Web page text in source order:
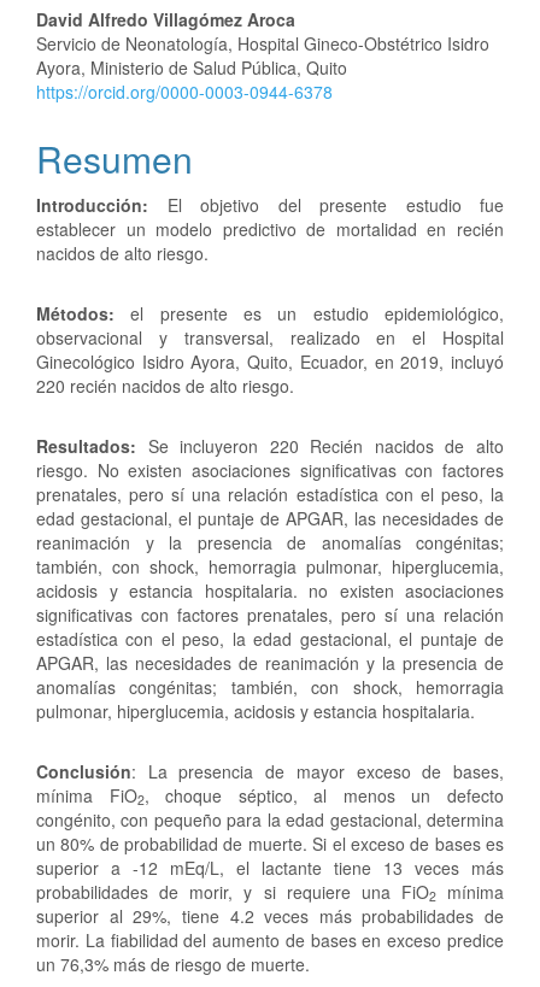
David Alfredo Villagómez Aroca
Servicio de Neonatología, Hospital Gineco-Obstétrico Isidro
Ayora, Ministerio de Salud Pública, Quito
https://orcid.org/0000-0003-0944-6378
Resumen
Introducción: El objetivo del presente estudio fue
establecer un modelo predictivo de mortalidad en recién
nacidos de alto riesgo.
Métodos: el presente es un estudio epidemiológico,
observacional y transversal, realizado en el Hospital
Ginecológico Isidro Ayora, Quito, Ecuador, en 2019, incluyó
220 recién nacidos de alto riesgo.
Resultados: Se incluyeron 220 Recién nacidos de alto
riesgo. No existen asociaciones significativas con factores
prenatales, pero sí una relación estadística con el peso, la
edad gestacional, el puntaje de APGAR, las necesidades de
reanimación y la presencia de anomalías congénitas;
también, con shock, hemorragia pulmonar, hiperglucemia,
acidosis y estancia hospitalaria. no existen asociaciones
significativas con factores prenatales, pero sí una relación
estadística con el peso, la edad gestacional, el puntaje de
APGAR, las necesidades de reanimación y la presencia de
anomalías congénitas; también, con shock, hemorragia
pulmonar, hiperglucemia, acidosis y estancia hospitalaria.
Conclusión: La presencia de mayor exceso de bases,
mínima FiO2, choque séptico, al menos un defecto
congénito, con pequeño para la edad gestacional, determina
un 80% de probabilidad de muerte. Si el exceso de bases es
superior a -12 mEq/L, el lactante tiene 13 veces más
probabilidades de morir, y si requiere una FiO2mínima
superior al 29%, tiene 4.2 veces más probabilidades de
morir. La fiabilidad del aumento de bases en exceso predice
un 76,3% más de riesgo de muerte.